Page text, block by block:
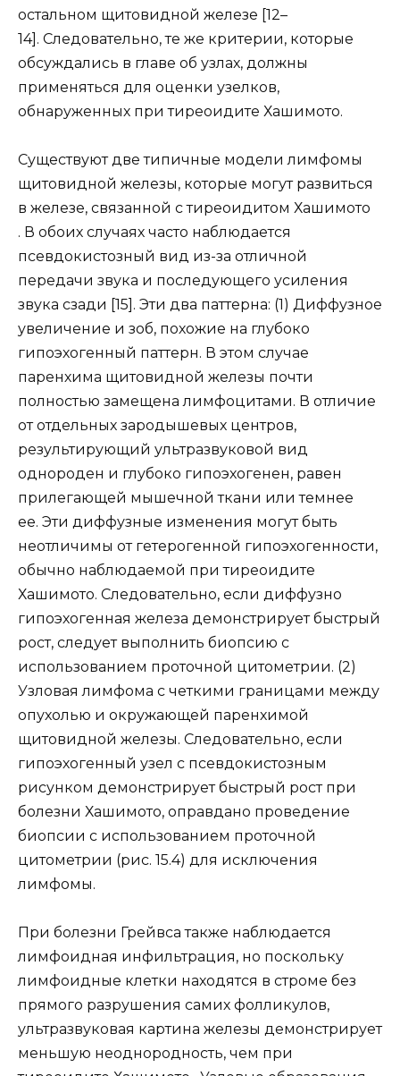
остальном щитовидной железе [12–
14]. Следовательно, те же критерии, которые
обсуждались в главе об узлах, должны
применяться для оценки узелков,
обнаруженных при тиреоидите Хашимото.
Существуют две типичные модели лимфомы
щитовидной железы, которые могут развиться
в железе, связанной с тиреоидитом Хашимото
. В обоих случаях часто наблюдается
псевдокистозный вид из-за отличной
передачи звука и последующего усиления
звука сзади [15]. Эти два паттерна: (1) Диффузное
увеличение и зоб, похожие на глубоко
гипоэхогенный паттерн. В этом случае
паренхима щитовидной железы почти
полностью замещена лимфоцитами. В отличие
от отдельных зародышевых центров,
результирующий ультразвуковой вид
однороден и глубоко гипоэхогенен, равен
прилегающей мышечной ткани или темнее
ее. Эти диффузные изменения могут быть
неотличимы от гетерогенной гипоэхогенности,
обычно наблюдаемой при тиреоидите
Хашимото. Следовательно, если диффузно
гипоэхогенная железа демонстрирует быстрый
рост, следует выполнить биопсию с
использованием проточной цитометрии. (2)
Узловая лимфома с четкими границами между
опухолью и окружающей паренхимой
щитовидной железы. Следовательно, если
гипоэхогенный узел с псевдокистозным
рисунком демонстрирует быстрый рост при
болезни Хашимото, оправдано проведение
биопсии с использованием проточной
цитометрии (рис. 15.4) для исключения
лимфомы.
При болезни Грейвса также наблюдается
лимфоидная инфильтрация, но поскольку
лимфоидные клетки находятся в строме без
прямого разрушения самих фолликулов,
ультразвуковая картина железы демонстрирует
меньшую неоднородность, чем при